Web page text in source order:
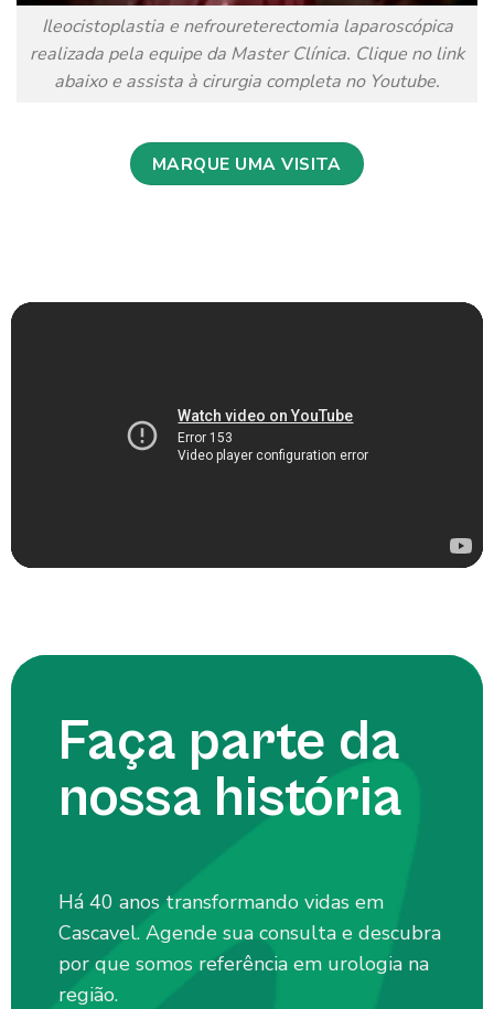
Ileocistoplastia e nefroureterectomia laparoscópica
realizada pela equipe da Master Clínica. Clique no link
abaixo e assista à cirurgia completa no Youtube.
MARQUE UMA VISITA
Faça parte da
nossa história
Há 40 anos transformando vidas em
Cascavel. Agende sua consulta e descubra
por que somos referência em urologia na
região.